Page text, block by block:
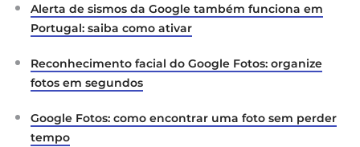
Alerta de sismos da Google também funciona em
Portugal: saiba como ativar
Reconhecimento facial do Google Fotos: organize
fotos em segundos
Google Fotos: como encontrar uma foto sem perder
tempo